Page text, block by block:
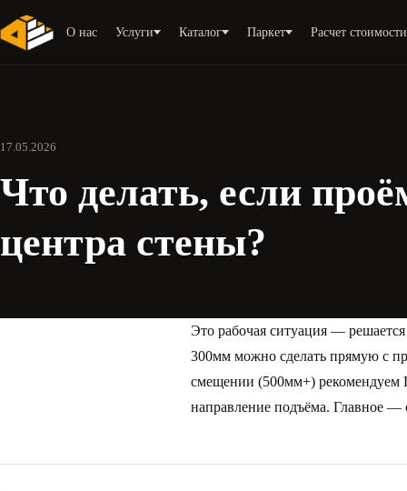
О нас Услуги Каталог Паркет Расчет стоимости
17.05.2026
Что делать, если
центра стены?
Это рабочая ситуация —
300мм можно сделать прямую с
смещении (500мм+) рекомендуем
направление подъёма. Главное —